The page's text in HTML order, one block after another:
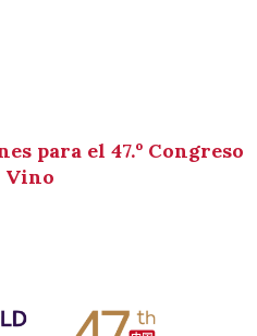
para el 47.º Congreso
Vino